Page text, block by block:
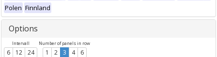
Polen Finnland
Options
Intervall
6 12 24
Number of panels in row
1 2 3 4 6